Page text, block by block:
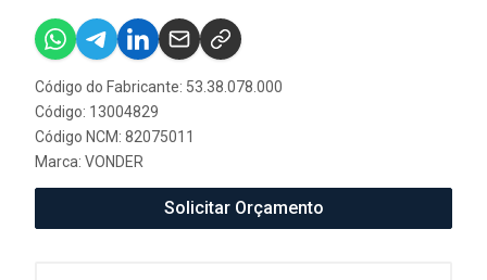
Código do Fabricante: 53.38.078.000
Código: 13004829
Código NCM: 82075011
Marca: VONDER
Solicitar Orçamento